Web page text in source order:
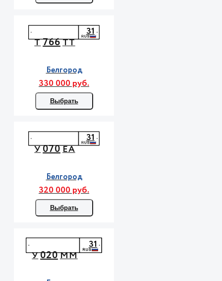
Т766ТТ
31
Белгород
330 000 руб.
Выбрать
У070ЕА
31
Белгород
320 000 руб.
Выбрать
У020ММ
31